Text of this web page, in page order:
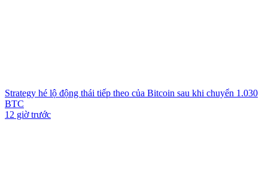
Strategy hé lộ động thái tiếp theo của Bitcoin sau khi chuyển 1.030
BTC
12 giờ trước